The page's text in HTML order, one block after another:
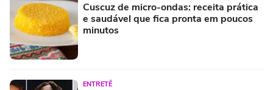
Cuscuz de micro-ondas: receita prática
e saudável que fica pronta em poucos
minutos
ENTRETÊ